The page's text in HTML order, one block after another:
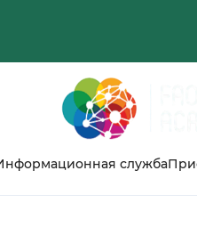
служба